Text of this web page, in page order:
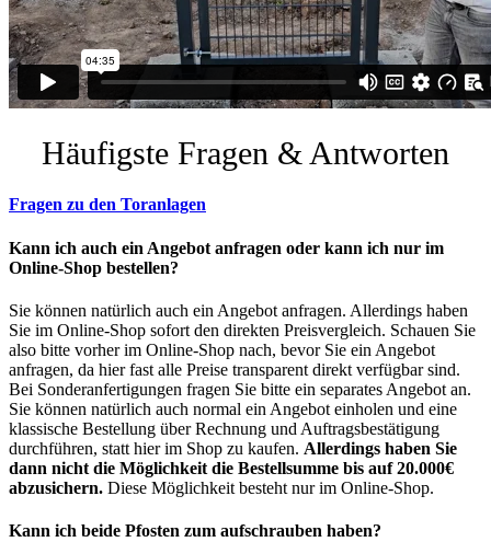
Häufigste Fragen & Antworten
Fragen zu den Toranlagen
Kann ich auch ein Angebot anfragen oder kann ich nur im
Online-Shop bestellen?
Sie können natürlich auch ein Angebot anfragen. Allerdings haben
Sie im Online-Shop sofort den direkten Preisvergleich. Schauen Sie
also bitte vorher im Online-Shop nach, bevor Sie ein Angebot
anfragen, da hier fast alle Preise transparent direkt verfügbar sind.
Bei Sonderanfertigungen fragen Sie bitte ein separates Angebot an.
Sie können natürlich auch normal ein Angebot einholen und eine
klassische Bestellung über Rechnung und Auftragsbestätigung
durchführen, statt hier im Shop zu kaufen. Allerdings haben Sie
dann nicht die Möglichkeit die Bestellsumme bis auf 20.000€
abzusichern. Diese Möglichkeit besteht nur im Online-Shop.
Kann ich beide Pfosten zum aufschrauben haben?